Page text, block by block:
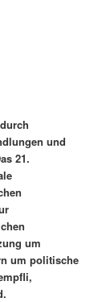
und
21.
um
um politische